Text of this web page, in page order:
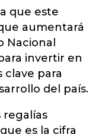
que este
aumentará
Nacional
invertir en
para
del país.
regalías
es la cifra